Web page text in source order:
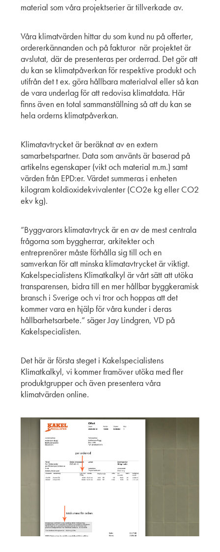
material som våra projektserier är tillverkade av.
Våra klimatvärden hittar du som kund nu på offerter,
ordererkännanden och på fakturor när projektet är
avslutat, där de presenteras per orderrad. Det gör att
du kan se klimatpåverkan för respektive produkt och
utifrån det t ex. göra hållbara materialval eller så kan
de vara underlag för att redovisa klimatdata. Här
finns även en total sammanställning så att du kan se
hela orderns klimatpåverkan.
Klimatavtrycket är beräknat av en extern
samarbetspartner. Data som använts är baserad på
artikelns egenskaper (vikt och material m.m.) samt
värden från EPD:er. Värdet summeras i enheten
kilogram koldioxidekvivalenter (CO2e kg eller CO2
ekv kg).
”Byggvarors klimatavtryck är en av de mest centrala
frågorna som byggherrar, arkitekter och
entreprenörer måste förhålla sig till och en
samverkan för att minska klimatavtrycket är viktigt.
Kakelspecialistens Klimatkalkyl är vårt sätt att utöka
transparensen, bidra till en mer hållbar byggkeramisk
bransch i Sverige och vi tror och hoppas att det
kommer vara en hjälp för våra kunder i deras
hållbarhetsarbete.” säger Jay Lindgren, VD på
Kakelspecialisten.
Det här är första steget i Kakelspecialistens
Klimatkalkyl, vi kommer framöver utöka med fler
produktgrupper och även presentera våra
klimatvärden online.